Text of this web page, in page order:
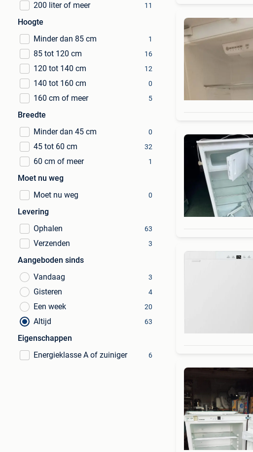
200 liter of meer 11
Hoogte
Minder dan 85 cm
1
85 tot 120 cm 16
120 tot 140 cm 12
140 tot 160 cm 0
160 cm of meer 5
Breedte
Minder dan 45 cm
0
45 tot 60 cm 32
60 cm of meer 1
Moet nu weg
Moet nu weg
0
Levering
Ophalen
63
Verzenden 3
Aangeboden sinds
Vandaag
3
Gisteren 4
Een week 20
Altijd 63
Eigenschappen
Energieklasse A of zuiniger
6